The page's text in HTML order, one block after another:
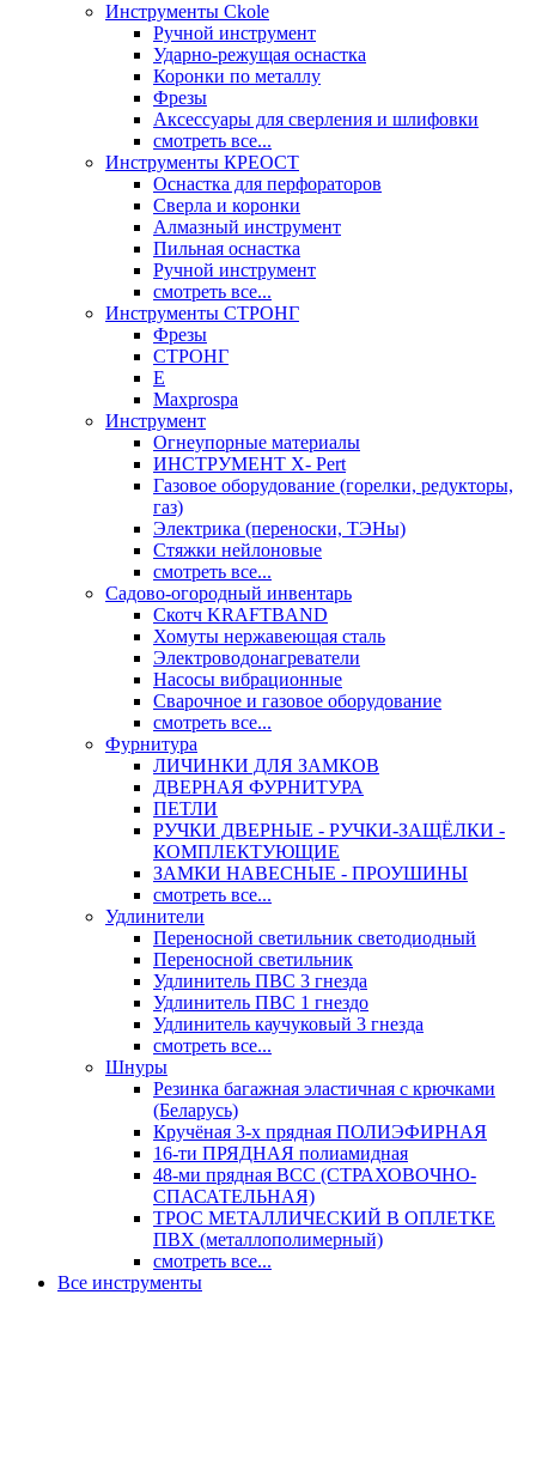
Инструменты Ckole
Ручной инструмент
Ударно‑режущая оснастка
Коронки по металлу
Фрезы
Аксессуары для сверления и шлифовки
смотреть все...
Инструменты КРЕОСТ
Оснастка для перфораторов
Сверла и коронки
Алмазный инструмент
Пильная оснастка
Ручной инструмент
смотреть все...
Инструменты СТРОНГ
Фрезы
СТРОНГ
Е
Maxprospa
Инструмент
Огнеупорные материалы
ИНСТРУМЕНТ X- Pert
Газовое оборудование (горелки, редукторы,
газ)
Электрика (переноски, ТЭНы)
Стяжки нейлоновые
смотреть все...
Садово-огородный инвентарь
Скотч KRAFTBAND
Хомуты нержавеющая сталь
Электроводонагреватели
Насосы вибрационные
Сварочное и газовое оборудование
смотреть все...
Фурнитура
ЛИЧИНКИ ДЛЯ ЗАМКОВ
ДВЕРНАЯ ФУРНИТУРА
ПЕТЛИ
РУЧКИ ДВЕРНЫЕ - РУЧКИ-ЗАЩЁЛКИ -
КОМПЛЕКТУЮЩИЕ
ЗАМКИ НАВЕСНЫЕ - ПРОУШИНЫ
смотреть все...
Удлинители
Переносной светильник светодиодный
Переносной светильник
Удлинитель ПВС 3 гнезда
Удлинитель ПВС 1 гнездо
Удлинитель каучуковый 3 гнезда
смотреть все...
Шнуры
Резинка багажная эластичная с крючками
(Беларусь)
Кручёная 3-х прядная ПОЛИЭФИРНАЯ
16-ти ПРЯДНАЯ полиамидная
48-ми прядная ВСС (СТРАХОВОЧНО-
СПАСАТЕЛЬНАЯ)
ТРОС МЕТАЛЛИЧЕСКИЙ В ОПЛЕТКЕ
ПВХ (металлополимерный)
смотреть все...
Все инструменты